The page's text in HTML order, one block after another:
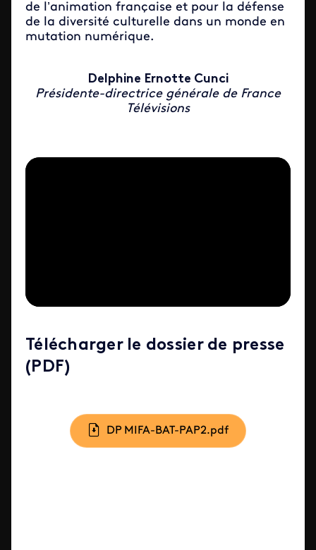
de l’animation française et pour la défense
de la diversité culturelle dans un monde en
mutation numérique.
Delphine Ernotte Cunci
Présidente-directrice générale de France
Télévisions
Télécharger le dossier de presse
(PDF)
Document
DP MIFA-BAT-PAP2.pdf